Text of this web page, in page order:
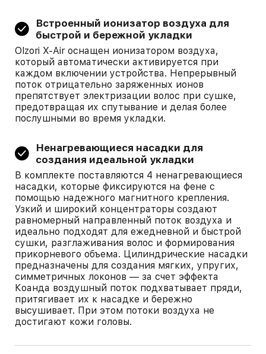
Встроенный ионизатор воздуха для
быстрой и бережной укладки
Olzori X-Air оснащен ионизатором воздуха,
который автоматически активируется при
каждом включении устройства. Непрерывный
поток отрицательно заряженных ионов
препятствует электризации волос при сушке,
предотвращая их спутывание и делая более
послушными во время укладки.
Ненагревающиеся насадки для
создания идеальной укладки
В комплекте поставляются 4 ненагревающиеся
насадки, которые фиксируются на фене с
помощью надежного магнитного крепления.
Узкий и широкий концентраторы создают
равномерный направленный поток воздуха и
идеально подходят для ежедневной и быстрой
сушки, разглаживания волос и формирования
прикорневого объема. Цилиндрические насадки
предназначены для создания мягких, упругих,
симметричных локонов — за счет эффекта
Коанда воздушный поток подхватывает пряди,
притягивает их к насадке и бережно
высушивает. При этом потоки воздуха не
достигают кожи головы.